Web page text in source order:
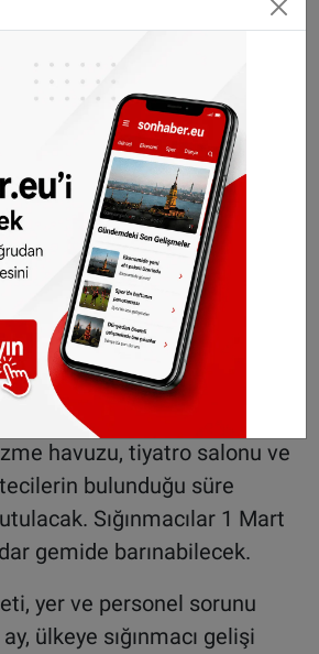
müsamaha gösterdiği
Mahkemeye göre,
işler yapan bir şirket ile ilişkili
ise yeterli kanıt bulunmuyor.
sıra kasaba halkı da, uzun
sığınmacı kabulünü
düzenliyor.
kararının ardından
sonra ilk mülteci grubu
başlandı.
olan yeni sığınmacı
havuzu, tiyatro salonu ve
bulunduğu süre
Sığınmacılar 1 Mart
gemide barınabilecek.
yer ve personel sorunu
ülkeye sığınmacı gelişi